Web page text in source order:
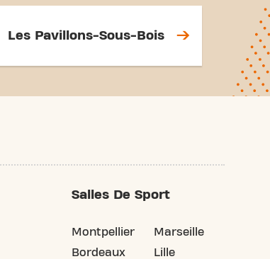
Les Pavillons-Sous-Bois
Salles De Sport
Montpellier
Bordeaux
Marseille
Lille